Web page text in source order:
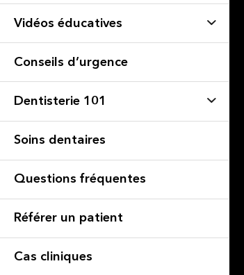
Vidéos éducatives
Conseils d’urgence
Dentisterie 101
Soins dentaires
Questions fréquentes
Référer un patient
Cas cliniques